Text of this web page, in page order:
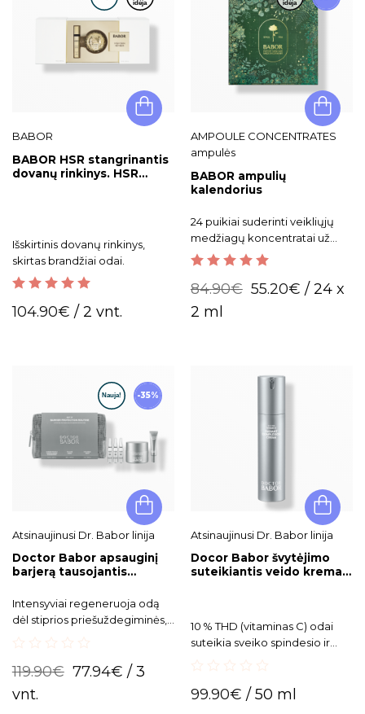
BABOR
BABOR HSR stangrinantis
dovanų rinkinys. HSR
Išskirtinis dovanų rinkinys,
skirtas brandžiai odai.
out of 5
104.90€ / 2 vnt.
AMPOULE CONCENTRATES
ampulės
BABOR ampulių
kalendorius
24 puikiai suderinti veikliųjų
medžiagų koncentratai už
kiekvienų advento
kalendoriaus durelių.
84.90€ 55.20€ / 24 x
2 ml
-35%
Atsinaujinusi Dr. Babor linija
Doctor Babor apsauginį
barjerą tausojantis
routine
Intensyviai regeneruoja odą
dėl stiprios priešuždegiminės,
naikinančio vaistažolių
out
5
119.90€ 77.94€ / 3
vnt.
Atsinaujinusi Dr. Babor linija
Docor Babor švytėjimo
suteikiantis veido kremas
10 % THD (vitaminas C) odai
suteikia sveiko spindesio ir
out
99.90€ / 50 ml